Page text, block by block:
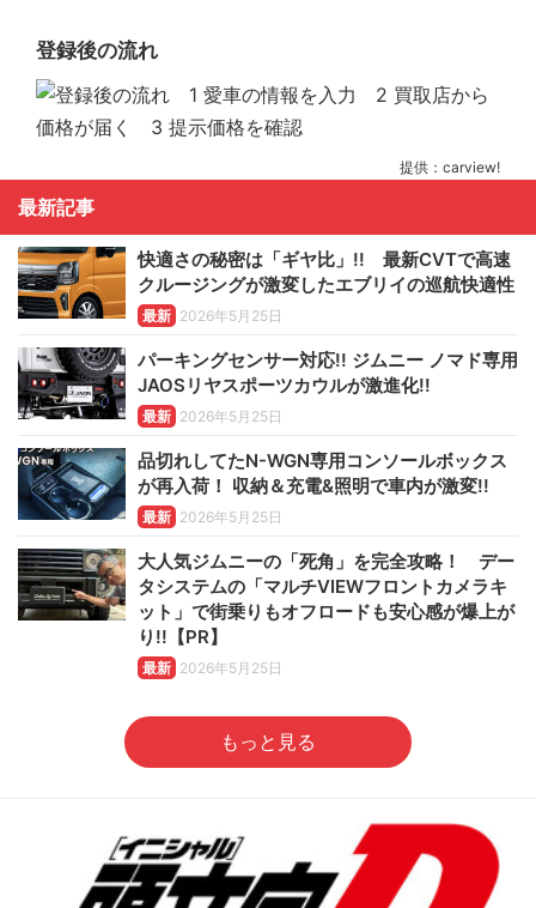
登録後の流れ
提供：carview!
最新記事
快適さの秘密は「ギヤ比」!! 最新CVTで高速
クルージングが激変したエブリイの巡航快適性
最新 2026年5月25日
パーキングセンサー対応!! ジムニー ノマド専用
JAOSリヤスポーツカウルが激進化!!
最新 2026年5月25日
品切れしてたN-WGN専用コンソールボックス
が再入荷！ 収納＆充電&照明で車内が激変!!
最新 2026年5月25日
大人気ジムニーの「死角」を完全攻略！ デー
タシステムの「マルチVIEWフロントカメラキ
ット」で街乗りもオフロードも安心感が爆上が
り!!【PR】
最新 2026年5月25日
もっと見る